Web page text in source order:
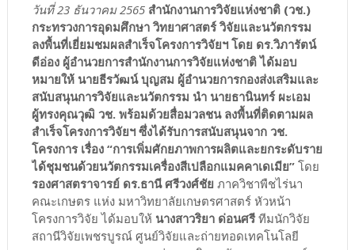
วันที่ 23 ธันวาคม 2565 สำนักงานการวิจัยแห่งชาติ (วช.)
กระทรวงการอุดมศึกษา วิทยาศาสตร์ วิจัยและนวัตกรรม
ลงพื้นที่เยี่ยมชมผลสำเร็จโครงการวิจัยฯ โดย ดร.วิภารัตน์
ดีอ่อง ผู้อำนวยการสำนักงานการวิจัยแห่งชาติ ได้มอบ
หมายให้ นายธีรวัฒน์ บุญสม ผู้อำนวยการกองส่งเสริมและ
สนับสนุนการวิจัยและนวัตกรรม นำ นายธานินทร์ ผะเอม
ผู้ทรงคุณวุฒิ วช. พร้อมด้วยสื่อมวลชน ลงพื้นที่ติดตามผล
สำเร็จโครงการวิจัยฯ ซึ่งได้รับการสนับสนุนจาก วช.
โครงการ เรื่อง “การเพิ่มศักยภาพการผลิตและยกระดับราย
ได้ชุมชนด้วยนวัตกรรมเครื่องสีเปลือกแมคคาเดเมีย”โดย
รองศาสตราจารย์ ดร.ธานี ศรีวงศ์ชัย ภาควิชาพืชไร่นา
คณะเกษตร แห่ง มหาวิทยาลัยเกษตรศาสตร์ หัวหน้า
โครงการวิจัย ได้มอบให้ นางสาวริยา ด่อนศรีทีมนักวิจัย
สถานีวิจัยเพชรบูรณ์ ศูนย์วิจัยและถ่ายทอดเทคโนโลยี